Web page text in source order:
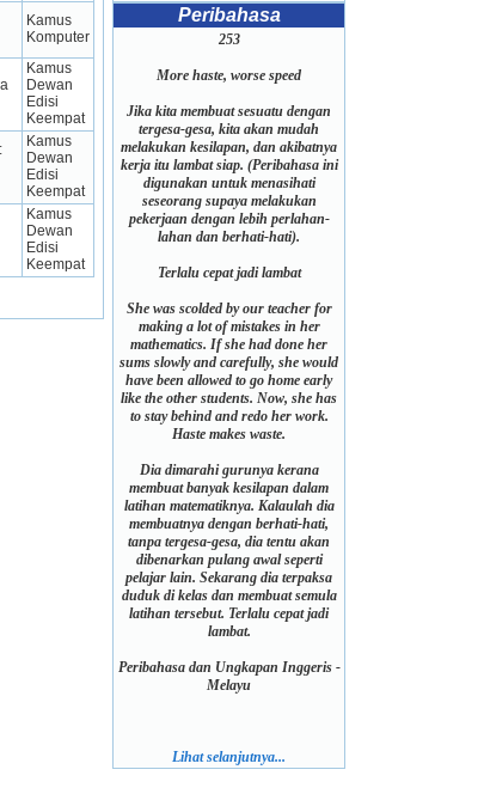
Kamus
Komputer
Kamus
Dewan
Edisi
Keempat
Kamus
Dewan
Edisi
Keempat
Kamus
Dewan
Edisi
Keempat
Peribahasa
253
More haste, worse speed
Jika kita membuat sesuatu dengan
tergesa-gesa, kita akan mudah
melakukan kesilapan, dan akibatnya
kerja itu lambat siap. (Peribahasa ini
digunakan untuk menasihati
seseorang supaya melakukan
pekerjaan dengan lebih perlahan-
lahan dan berhati-hati).
Terlalu cepat jadi lambat
She was scolded by our teacher for
making a lot of mistakes in her
mathematics. If she had done her
sums slowly and carefully, she would
have been allowed to go home early
like the other students. Now, she has
to stay behind and redo her work.
Haste makes waste.
Dia dimarahi gurunya kerana
membuat banyak kesilapan dalam
latihan matematiknya. Kalaulah dia
membuatnya dengan berhati-hati,
tanpa tergesa-gesa, dia tentu akan
dibenarkan pulang awal seperti
pelajar lain. Sekarang dia terpaksa
duduk di kelas dan membuat semula
latihan tersebut. Terlalu cepat jadi
lambat.
Peribahasa dan Ungkapan Inggeris -
Melayu
Lihat selanjutnya...